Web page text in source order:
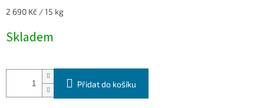
Měrná
2 690 Kč / 15 kg
Skladem
Přidat do košíku